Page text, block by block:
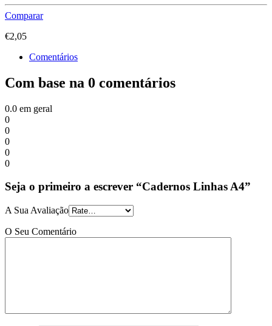
Comparar
€2,05
Comentários
Com base na 0 comentários
0.0 em geral
0
0
0
0
0
Seja o primeiro a escrever “Cadernos Linhas A4”
A Sua Avaliação
O Seu Comentário